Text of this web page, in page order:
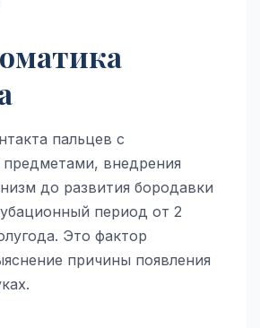
пальцев с
внедрения
до развития бородавки
период от 2
Это фактор
причины появления